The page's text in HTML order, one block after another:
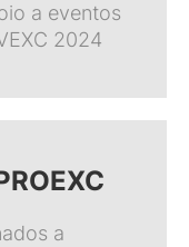
a eventos
2024
a